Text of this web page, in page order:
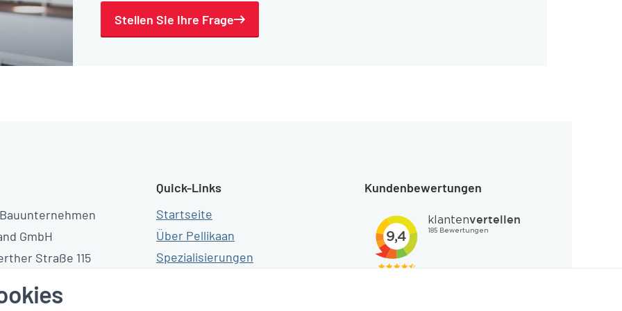
Stellen Sie Ihre Frage
GmbH
Straße 115
90 60
Quick-Links
Startseite
Über Pellikaan
Spezialisierungen
Kundenbewertungen